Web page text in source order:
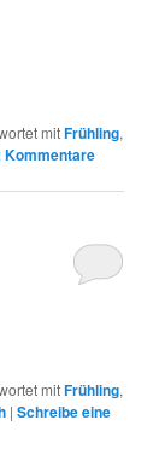
mitFrühling,
Kommentare
mitFrühling,
|Schreibe eine